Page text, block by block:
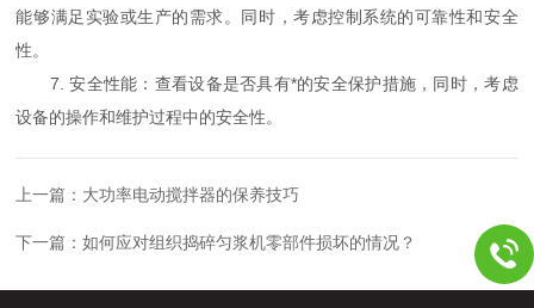
能够满足实验或生产的需求。同时，考虑控制系统的可靠性和安全
性。
7. 安全性能：查看设备是否具有*的安全保护措施，同时，考虑
设备的操作和维护过程中的安全性。
上一篇： 大功率电动搅拌器的保养技巧
下一篇：如何应对组织捣碎匀浆机零部件损坏的情况？